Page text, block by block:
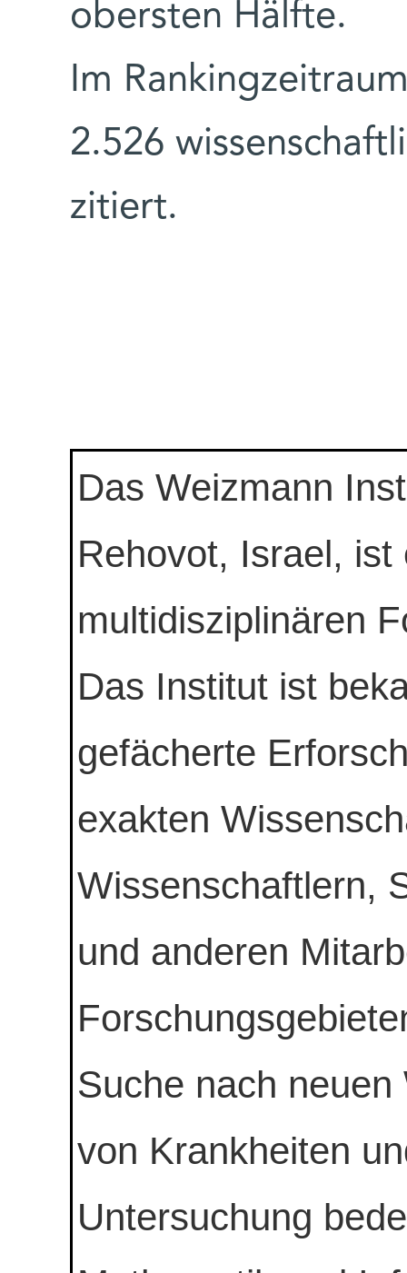
obersten Hälfte.
Im
2.526
zitiert.
Das Weizmann
Rehovot, Israel,
multidisziplinären
Das Institut ist
gefächerte
exakten
Wissenschaftlern,
und anderen
Suche nach
von Krankheiten
Untersuchung